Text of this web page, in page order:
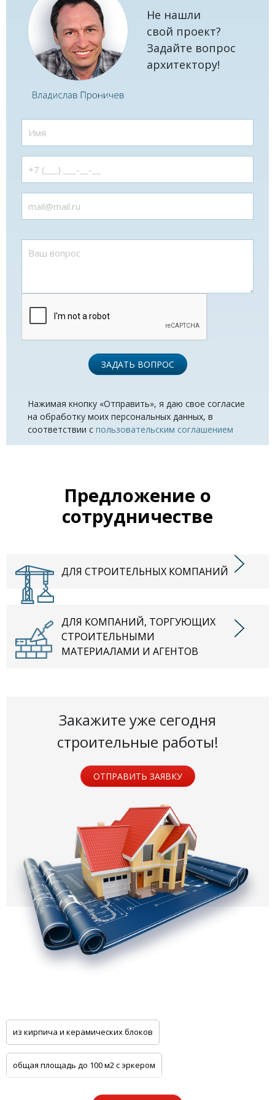
Не нашли
свой проект?
Задайте вопрос
архитектору!
ЗАДАТЬ ВОПРОС
Нажимая кнопку «Отправить», я даю свое согласие
на обработку моих персональных данных, в
соответствии с пользовательским соглашением
Предложение о
сотрудничестве
ДЛЯ СТРОИТЕЛЬНЫХ КОМПАНИЙ
ДЛЯ КОМПАНИЙ, ТОРГУЮЩИХ
СТРОИТЕЛЬНЫМИ
МАТЕРИАЛАМИ И АГЕНТОВ
Закажите уже сегодня
строительные работы!
ОТПРАВИТЬ ЗАЯВКУ
из кирпича и керамических блоков
общая площадь до 100 м2 с эркером